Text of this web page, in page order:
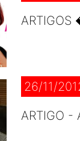
26/11/
ARTIGO